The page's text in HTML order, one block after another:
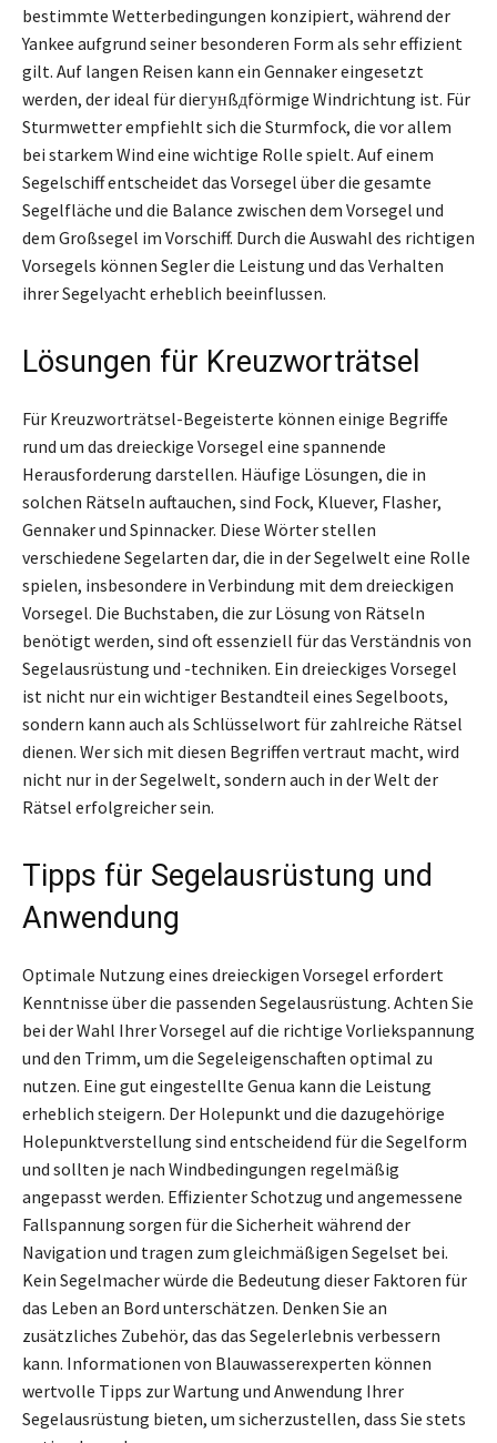
bestimmte Wetterbedingungen konzipiert, während der
Yankee aufgrund seiner besonderen Form als sehr effizient
gilt. Auf langen Reisen kann ein Gennaker eingesetzt
werden, der ideal für dieгунßдförmige Windrichtung ist. Für
Sturmwetter empfiehlt sich die Sturmfock, die vor allem
bei starkem Wind eine wichtige Rolle spielt. Auf einem
Segelschiff entscheidet das Vorsegel über die gesamte
Segelfläche und die Balance zwischen dem Vorsegel und
dem Großsegel im Vorschiff. Durch die Auswahl des richtigen
Vorsegels können Segler die Leistung und das Verhalten
ihrer Segelyacht erheblich beeinflussen.
Lösungen für Kreuzworträtsel
Für Kreuzworträtsel-Begeisterte können einige Begriffe
rund um das dreieckige Vorsegel eine spannende
Herausforderung darstellen. Häufige Lösungen, die in
solchen Rätseln auftauchen, sind Fock, Kluever, Flasher,
Gennaker und Spinnacker. Diese Wörter stellen
verschiedene Segelarten dar, die in der Segelwelt eine Rolle
spielen, insbesondere in Verbindung mit dem dreieckigen
Vorsegel. Die Buchstaben, die zur Lösung von Rätseln
benötigt werden, sind oft essenziell für das Verständnis von
Segelausrüstung und -techniken. Ein dreieckiges Vorsegel
ist nicht nur ein wichtiger Bestandteil eines Segelboots,
sondern kann auch als Schlüsselwort für zahlreiche Rätsel
dienen. Wer sich mit diesen Begriffen vertraut macht, wird
nicht nur in der Segelwelt, sondern auch in der Welt der
Rätsel erfolgreicher sein.
Tipps für Segelausrüstung und
Anwendung
Optimale Nutzung eines dreieckigen Vorsegel erfordert
Kenntnisse über die passenden Segelausrüstung. Achten Sie
bei der Wahl Ihrer Vorsegel auf die richtige Vorliekspannung
und den Trimm, um die Segeleigenschaften optimal zu
nutzen. Eine gut eingestellte Genua kann die Leistung
erheblich steigern. Der Holepunkt und die dazugehörige
Holepunktverstellung sind entscheidend für die Segelform
und sollten je nach Windbedingungen regelmäßig
angepasst werden. Effizienter Schotzug und angemessene
Fallspannung sorgen für die Sicherheit während der
Navigation und tragen zum gleichmäßigen Segelset bei.
Kein Segelmacher würde die Bedeutung dieser Faktoren für
das Leben an Bord unterschätzen. Denken Sie an
zusätzliches Zubehör, das das Segelerlebnis verbessern
kann. Informationen von Blauwasserexperten können
wertvolle Tipps zur Wartung und Anwendung Ihrer
Segelausrüstung bieten, um sicherzustellen, dass Sie stets